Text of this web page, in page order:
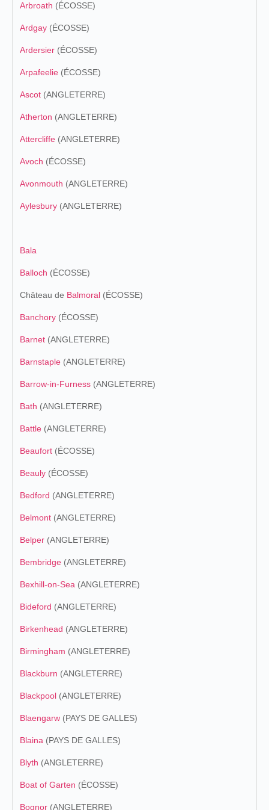
Arbroath (ÉCOSSE)
Ardgay (ÉCOSSE)
Ardersier (ÉCOSSE)
Arpafeelie (ÉCOSSE)
Ascot (ANGLETERRE)
Atherton (ANGLETERRE)
Attercliffe (ANGLETERRE)
Avoch (ÉCOSSE)
Avonmouth (ANGLETERRE)
Aylesbury (ANGLETERRE)
Bala
Balloch (ÉCOSSE)
Château de Balmoral (ÉCOSSE)
Banchory (ÉCOSSE)
Barnet (ANGLETERRE)
Barnstaple (ANGLETERRE)
Barrow-in-Furness (ANGLETERRE)
Bath (ANGLETERRE)
Battle (ANGLETERRE)
Beaufort (ÉCOSSE)
Beauly (ÉCOSSE)
Bedford (ANGLETERRE)
Belmont (ANGLETERRE)
Belper (ANGLETERRE)
Bembridge (ANGLETERRE)
Bexhill-on-Sea (ANGLETERRE)
Bideford (ANGLETERRE)
Birkenhead (ANGLETERRE)
Birmingham (ANGLETERRE)
Blackburn (ANGLETERRE)
Blackpool (ANGLETERRE)
Blaengarw (PAYS DE GALLES)
Blaina (PAYS DE GALLES)
Blyth (ANGLETERRE)
Boat of Garten (ÉCOSSE)
Bognor (ANGLETERRE)